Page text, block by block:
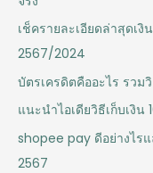
เช็ครายละเอียดล่าสุดเ
2567/2024
บัตรเครดิตคืออะไร รว
แนะนำไอเดียวิธีเก็บเงิน
shopee pay ดีอย่างไร
2567